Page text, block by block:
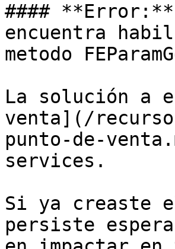
####
encuentra
metodo
La solución a
venta](/
punto-de-
services.
Si ya creaste
persiste